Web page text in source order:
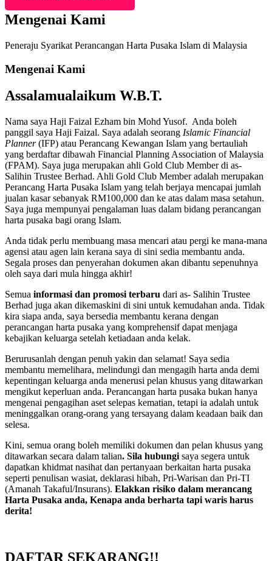
Mengenai Kami
Peneraju Syarikat Perancangan Harta Pusaka Islam di Malaysia
Mengenai Kami
Assalamualaikum W.B.T.
Nama saya Haji Faizal Ezham bin Mohd Yusof. Anda boleh
panggil saya Haji Faizal. Saya adalah seorang Islamic Financial
Planner(IFP) atau Perancang Kewangan Islam yang bertauliah
yang berdaftar dibawah Financial Planning Association of Malaysia
(FPAM). Saya juga merupakan ahli Gold Club Member di as-
Salihin Trustee Berhad. Ahli Gold Club Member adalah merupakan
Perancang Harta Pusaka Islam yang telah berjaya mencapai jumlah
jualan kasar sebanyak RM100,000 dan ke atas dalam masa setahun.
Saya juga mempunyai pengalaman luas dalam bidang perancangan
harta pusaka bagi orang Islam.
Anda tidak perlu membuang masa mencari atau pergi ke mana-mana
agensi atau agen lain kerana saya di sini sedia membantu anda.
Segala proses dan penyerahan dokumen akan dibantu sepenuhnya
oleh saya dari mula hingga akhir!
Semua informasi dan promosi terbaru dari as- Salihin Trustee
Berhad juga akan dikemaskini di sini untuk kemudahan anda. Tidak
kira siapa anda, saya bersedia membantu kerana dengan
perancangan harta pusaka yang komprehensif dapat menjaga
kebajikan keluarga setelah ketiadaan anda kelak.
Berurusanlah dengan penuh yakin dan selamat! Saya sedia
membantu memelihara, melindungi dan mengagih harta anda demi
kepentingan keluarga anda menerusi pelan khusus yang ditawarkan
mengikut keperluan anda. Perancangan harta pusaka bukan hanya
mengenai pengagihan aset selepas kematian, tetapi ia adalah untuk
meninggalkan orang-orang yang tersayang dalam keadaan baik dan
selesa.
Kini, semua orang boleh memiliki dokumen dan pelan khusus yang
ditawarkan secara dalam talian. Sila hubungi saya segera untuk
dapatkan khidmat nasihat dan pertanyaan berkaitan harta pusaka
seperti penulisan wasiat, deklarasi hibah, Pri-Warisan dan Pri-TI
(Amanah Takaful/Insurans). Elakkan risiko dalam merancang
Harta Pusaka anda, Kenapa anda berharta tapi waris harus
derita!
DAFTAR SEKARANG!!